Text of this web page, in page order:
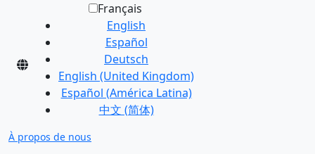
Français
English
Español
Deutsch
English (United Kingdom)
Español (América Latina)
中文 (简体)
À propos de nous